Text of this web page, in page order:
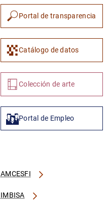
1 2
Portal de transparencia
Catálogo de datos
Colección de arte
Portal de Empleo
AMCESFI
IMBISA